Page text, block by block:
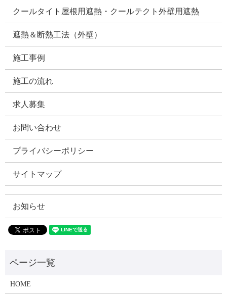
クールタイト屋根用遮熱・クールテクト外壁用遮熱
遮熱＆断熱工法（外壁）
施工事例
施工の流れ
求人募集
お問い合わせ
プライバシーポリシー
サイトマップ
お知らせ
HOME